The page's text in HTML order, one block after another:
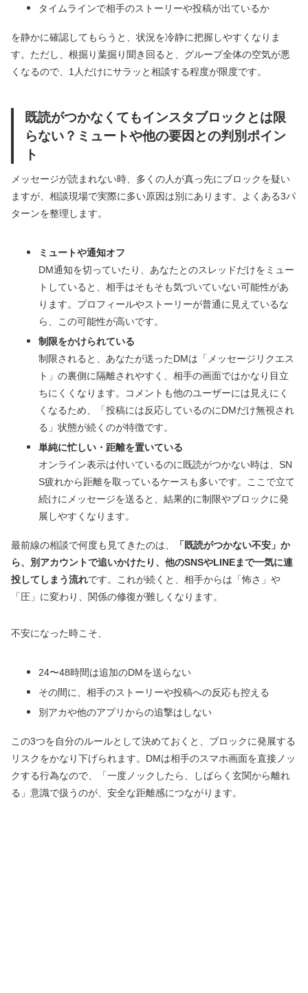
タイムラインで相手のストーリーや投稿が出ているか
を静かに確認してもらうと、状況を冷静に把握しやすくなりま
す。ただし、根掘り葉掘り聞き回ると、グループ全体の空気が悪
くなるので、1人だけにサラッと相談する程度が限度です。
既読がつかなくてもインスタブロックとは限
らない？ミュートや他の要因との判別ポイン
ト
メッセージが読まれない時、多くの人が真っ先にブロックを疑い
ますが、相談現場で実際に多い原因は別にあります。よくある3パ
ターンを整理します。
ミュートや通知オフ
DM通知を切っていたり、あなたとのスレッドだけをミュー
トしていると、相手はそもそも気づいていない可能性があ
ります。プロフィールやストーリーが普通に見えているな
ら、この可能性が高いです。
制限をかけられている
制限されると、あなたが送ったDMは「メッセージリクエス
ト」の裏側に隔離されやすく、相手の画面ではかなり目立
ちにくくなります。コメントも他のユーザーには見えにく
くなるため、「投稿には反応しているのにDMだけ無視され
る」状態が続くのが特徴です。
単純に忙しい・距離を置いている
オンライン表示は付いているのに既読がつかない時は、SN
S疲れから距離を取っているケースも多いです。ここで立て
続けにメッセージを送ると、結果的に制限やブロックに発
展しやすくなります。
最前線の相談で何度も見てきたのは、
「既読がつかない不安」か
ら、別アカウントで追いかけたり、他のSNSやLINEまで一気に連
投してしまう流れです。これが続くと、相手からは「怖さ」や
「圧」に変わり、関係の修復が難しくなります。
不安になった時こそ、
24〜48時間は追加のDMを送らない
その間に、相手のストーリーや投稿への反応も控える
別アカや他のアプリからの追撃はしない
この3つを自分のルールとして決めておくと、ブロックに発展する
リスクをかなり下げられます。DMは相手のスマホ画面を直接ノッ
クする行為なので、「一度ノックしたら、しばらく玄関から離れ
る」意識で扱うのが、安全な距離感につながります。